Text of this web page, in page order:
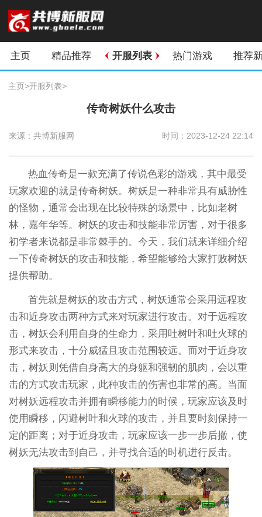
主页 精品推荐 开服列表 热门游戏 推荐
主页>开服列表>
传奇树妖什么攻击
来源：共博新服网 时间：2023-12-24 22:14
热血传奇是一款充满了传说色彩的游戏，其中最受
玩家欢迎的就是传奇树妖。树妖是一种非常具有威胁性
的怪物，通常会出现在比较特殊的场景中，比如老树
林，嘉年华等。树妖的攻击和技能非常厉害，对于很多
初学者来说都是非常棘手的。今天，我们就来详细介绍
一下传奇树妖的攻击和技能，希望能够给大家打败树妖
提供帮助。
首先就是树妖的攻击方式，树妖通常会采用远程攻
击和近身攻击两种方式来对玩家进行攻击。对于远程攻
击，树妖会利用自身的生命力，采用吐树叶和吐火球的
形式来攻击，十分威猛且攻击范围较远。而对于近身攻
击，树妖则凭借自身高大的身躯和强韧的肌肉，会以重
击的方式攻击玩家，此种攻击的伤害也非常的高。当面
对树妖远程攻击并拥有瞬移能力的时候，玩家应该及时
使用瞬移，闪避树叶和火球的攻击，并且要时刻保持一
定的距离；对于近身攻击，玩家应该一步一步后撤，使
树妖无法攻击到自己，并寻找合适的时机进行反击。